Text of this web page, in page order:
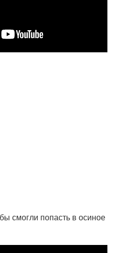
смогли попасть в осиное